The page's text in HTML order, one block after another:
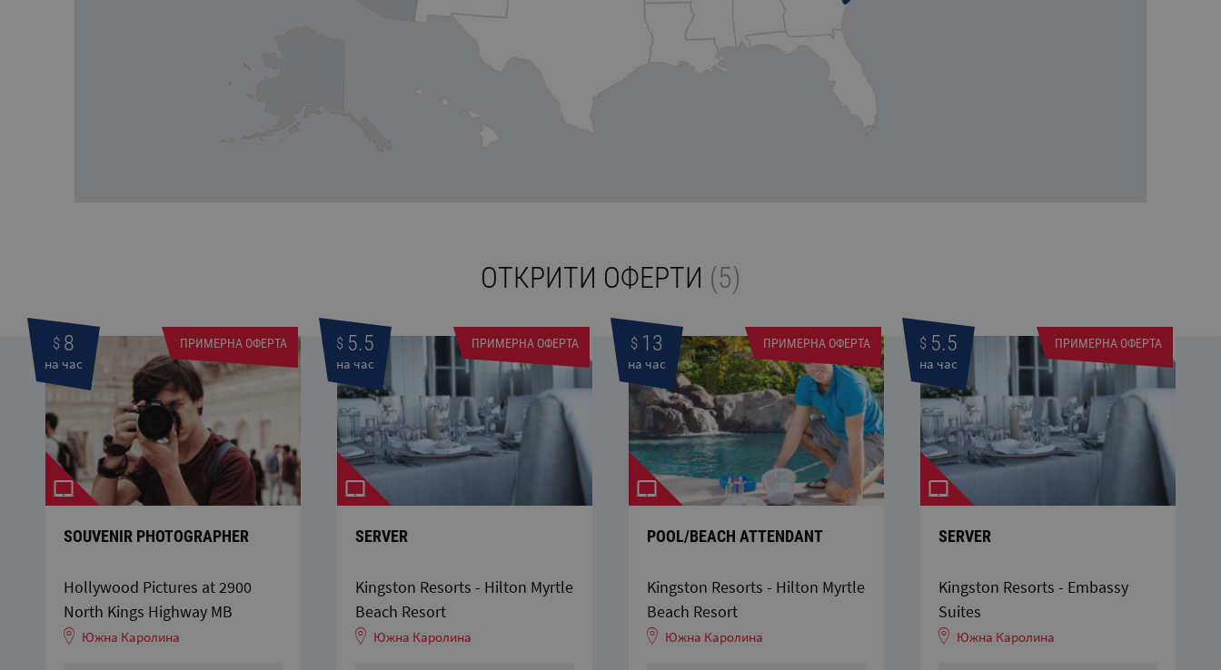
ОТКРИТИ ОФЕРТИ (5)
$ 8
на час
ПРИМЕРНА ОФЕРТА
SOUVENIR PHOTOGRAPHER
Hollywood Pictures at 2900
North Kings Highway MB
Южна Каролина
$ 5.5
на час
ПРИМЕРНА ОФЕРТА
SERVER
Kingston Resorts - Hilton Myrtle
Beach Resort
Южна Каролина
$ 13
на час
ПРИМЕРНА ОФЕРТА
POOL/BEACH ATTENDANT
Kingston Resorts - Hilton Myrtle
Beach Resort
Южна Каролина
$ 5.5
на час
ПРИМЕРНА ОФЕРТА
SERVER
Kingston Resorts - Embassy
Suites
Южна Каролина